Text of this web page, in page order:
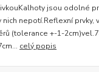
jsou odolné
nich nepotí.Reflexní prvky,
(tolerance +-1-
celý popis